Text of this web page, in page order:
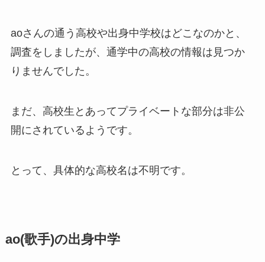
aoさんの通う高校や出身中学校はどこなのかと、
調査をしましたが、 通学中の高校の情報は見つか
りませんでした。
まだ、高校生とあってプライベートな部分は非公
開にされているようです。
とって、具体的な高校名は不明です。
ao(歌手)の出身中学